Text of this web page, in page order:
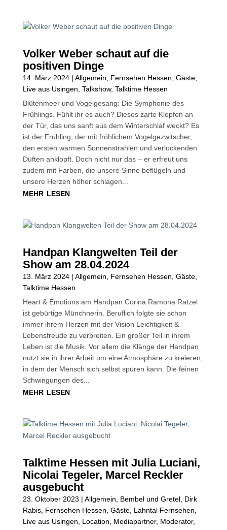
Volker Weber schaut auf die
positiven Dinge
14. März 2024| Allgemein Fernsehen Hessen Gäste,
Live aus Usingen Talkshow, Talktime Hessen
Blütenmeer und Vogelgesang: Die Symphonie des
Frühlings. Fühlt ihr es auch? Dieses zarte Klopfen an
der Tür, das uns sanft aus dem Winterschlaf weckt? Es
ist der Frühling, der mit fröhlichem Vogelgezwitscher,
den ersten warmen Sonnenstrahlen und verlockenden
Düften anklopft. Doch nicht nur das – er erfreut uns
zudem mit Farben, die unsere Sinne beflügeln und
unsere Herzen höher schlagen...
mehr lesen
Handpan Klangwelten Teil der
Show am 28.04.2024
13. März 2024| Allgemein Fernsehen Hessen Gäste,
Talktime Hessen
Heart & Emotions am Handpan Corina Ramona Ratzel
ist gebürtige Münchnerin. Beruflich folgte sie schon
immer ihrem Herzen mit der Vision Leichtigkeit &
Lebensfreude zu verbreiten. Ein großer Teil in ihrem
Leben ist die Musik. Vor allem die Klänge der Handpan
nutzt sie in ihrer Arbeit um eine Atmosphäre zu kreieren,
in dem der Mensch sich selbst spüren kann. Die feinen
Schwingungen des...
mehr lesen
Talktime Hessen mit Julia Luciani,
Nicolai Tegeler, Marcel Reckler
ausgebucht
23. Oktober 2023 | Allgemein Bembel und Gretel, Dirk
Rabis, Fernsehen Hessen Gäste, Lahntal Fernsehen
Live aus Usingen
Location Mediapartner, Moderator,